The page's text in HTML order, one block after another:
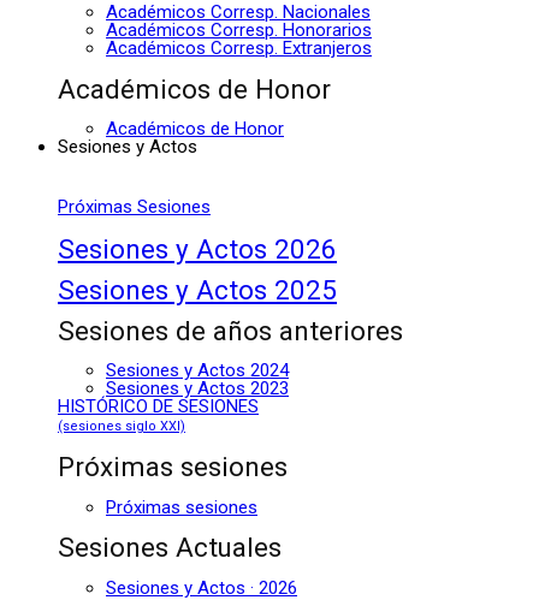
Académicos Corresp. Nacionales
Académicos Corresp. Honorarios
Académicos Corresp. Extranjeros
Académicos de Honor
Académicos de Honor
Sesiones y Actos
Próximas Sesiones
Sesiones y Actos 2026
Sesiones y Actos 2025
Sesiones de años anteriores
Sesiones y Actos 2024
Sesiones y Actos 2023
HISTÓRICO DE SESIONES
(sesiones siglo XXI)
Próximas sesiones
Próximas sesiones
Sesiones Actuales
Sesiones y Actos · 2026